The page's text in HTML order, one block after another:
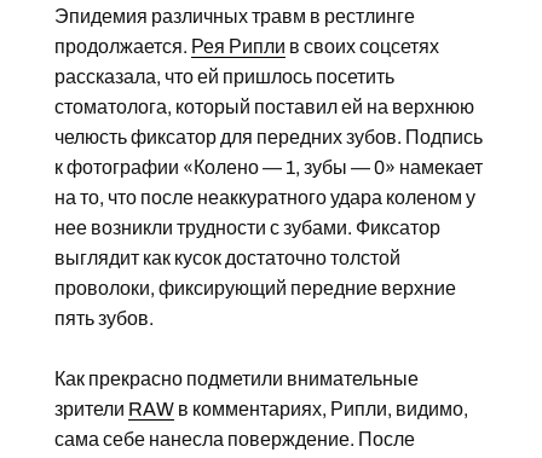
Эпидемия различных травм в рестлинге
продолжается. Рея Рипли в своих соцсетях
рассказала, что ей пришлось посетить
стоматолога, который поставил ей на верхнюю
челюсть фиксатор для передних зубов. Подпись
к фотографии «Колено — 1, зубы — 0» намекает
на то, что после неаккуратного удара коленом у
нее возникли трудности с зубами. Фиксатор
выглядит как кусок достаточно толстой
проволоки, фиксирующий передние верхние
пять зубов.
Как прекрасно подметили внимательные
зрители RAWв комментариях, Рипли, видимо,
сама себе нанесла поверждение. После